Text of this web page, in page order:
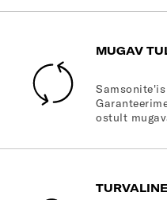
MUGAV
ostult